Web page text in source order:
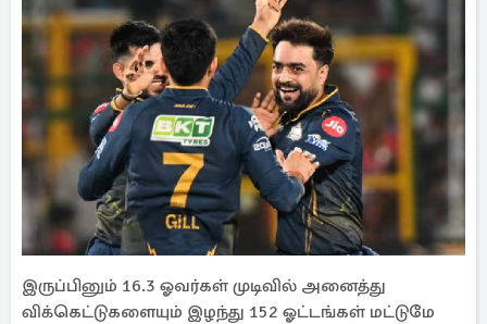
இருப்பினும் 16.3 ஓவர்கள் முடிவில் அனைத்து
விக்கெட்டுகளையும் இழந்து 152 ஓட்டங்கள் மட்டுமே